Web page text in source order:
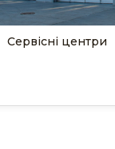
Сервісні центри